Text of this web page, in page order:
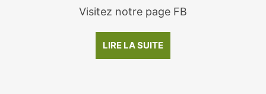
Visitez notre page FB
LIRE LA SUITE